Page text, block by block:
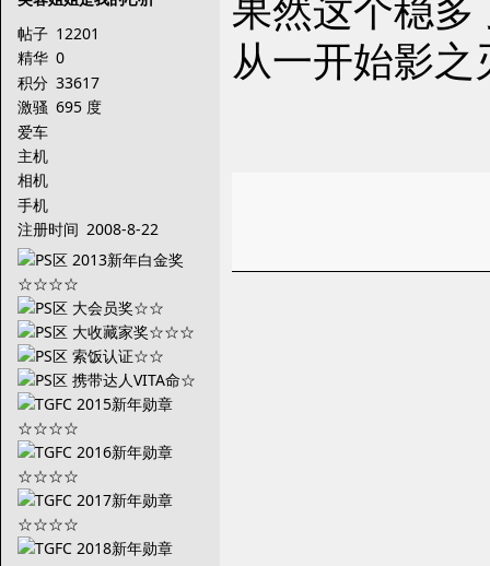
帖子 12201
精华 0
积分 33617
激骚 695 度
爱车
主机
相机
手机
注册时间 2008-8-22
从一开始影